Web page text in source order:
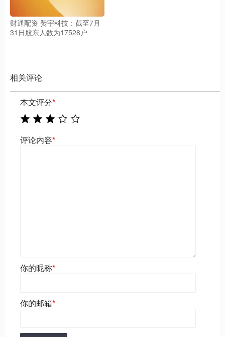
财通配资 赞宇科技：截至7月
31日股东人数为17528户
相关评论
本文评分*
评论内容*
你的昵称*
你的邮箱*